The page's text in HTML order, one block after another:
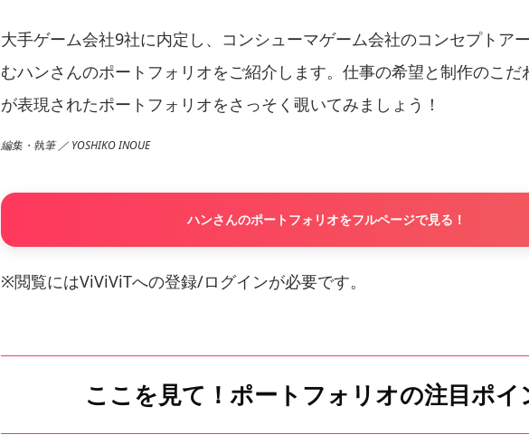
大手ゲーム会社9社に内定し、コンシューマゲーム会社のコンセプトア
むハンさんのポートフォリオをご紹介します。仕事の希望と制作のこだ
が表現されたポートフォリオをさっそく覗いてみましょう！
編集・執筆 ／ YOSHIKO INOUE
ハンさんのポートフォリオをフルページで見る！
※閲覧にはViViViTへの登録/ログインが必要です。
ここを見て！ポートフォリオの注目ポイ